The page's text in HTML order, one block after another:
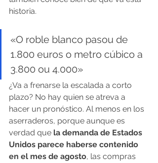
historia.
«O roble blanco pasou de
1.800 euros o metro cúbico a
3.800 ou 4.000»
¿Va a frenarse la escalada a corto
plazo? No hay quien se atreva a
hacer un pronóstico. Al menos en los
aserraderos, porque aunque es
verdad que la demanda de Estados
Unidos parece haberse contenido
en el mes de agosto, las compras